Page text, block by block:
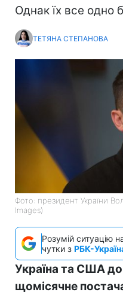
Однак їх все одно
ТЕТЯНА СТЕПАНОВА
Фото: президент України
Images)
Розумій ситуацію
чутки з РБК-
Україна та США
щомісячне